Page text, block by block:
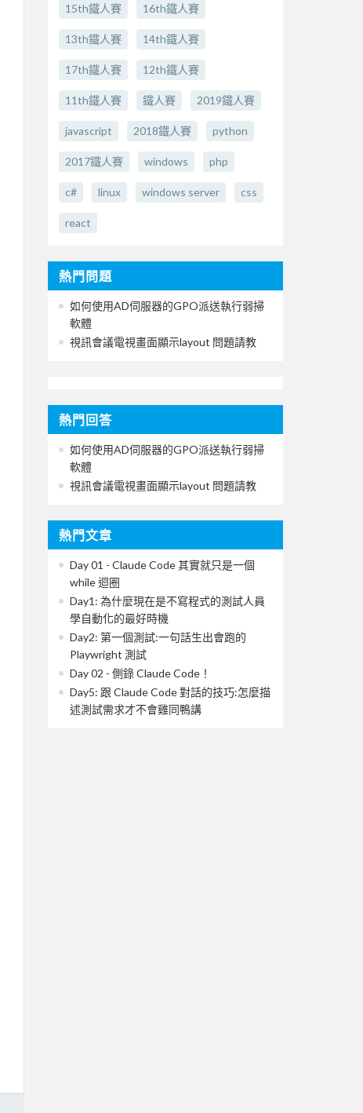
15th鐵人賽 16th鐵人賽
13th鐵人賽 14th鐵人賽
17th鐵人賽 12th鐵人賽
11th鐵人賽 鐵人賽 2019鐵人賽
javascript 2018鐵人賽 python
2017鐵人賽 windows php
c# linux windows server css
react
熱門問題
如何使用AD伺服器的GPO派送執行弱掃
軟體
視訊會議電視畫面顯示layout 問題請教
熱門回答
如何使用AD伺服器的GPO派送執行弱掃
軟體
視訊會議電視畫面顯示layout 問題請教
熱門文章
Day 01 - Claude Code 其實就只是一個
while 迴圈
Day1: 為什麼現在是不寫程式的測試人員
學自動化的最好時機
Day2: 第一個測試:一句話生出會跑的
Playwright 測試
Day 02 - 側錄 Claude Code！
Day5: 跟 Claude Code 對話的技巧:怎麼描
述測試需求才不會雞同鴨講